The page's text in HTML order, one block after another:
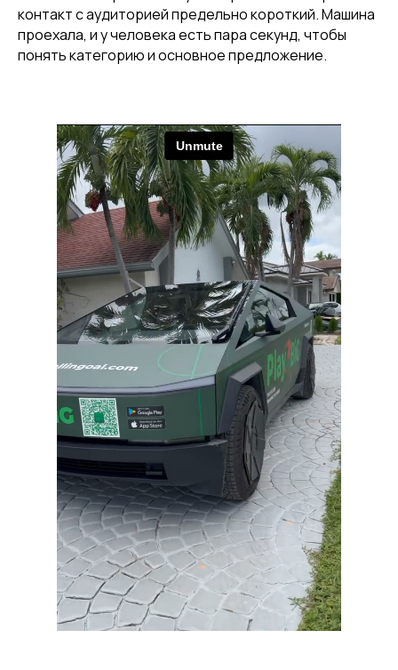
контакт с аудиторией предельно короткий. Машина
проехала, и у человека есть пара секунд, чтобы
понять категорию и основное предложение.